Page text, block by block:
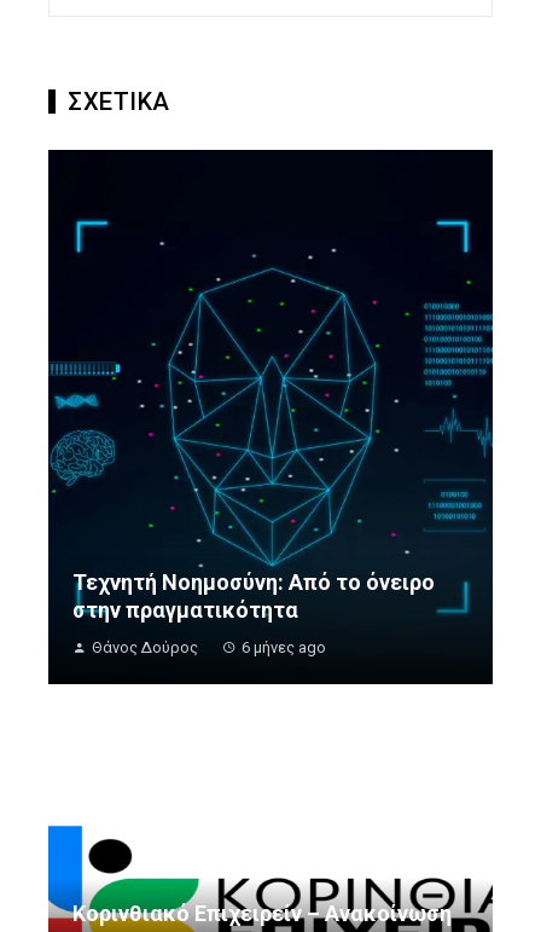
ΣΧΕΤΙΚΑ
Τεχνητή Νοημοσύνη: Από το όνειρο
στην πραγματικότητα
Θάνος Δούρος 6 μήνες ago
Κορινθιακό Επιχειρείν – Ανακοίνωση